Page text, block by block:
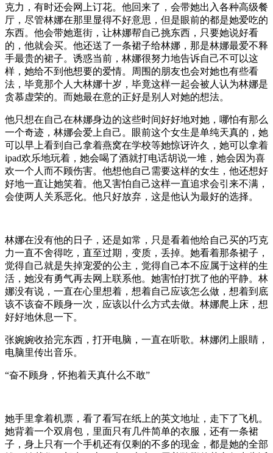
克力，有时还会网上订花。他回来了，会带她出入各种高级餐
厅，尽管林娜在那里显得不好意思，但是眼前的都是她爱吃的
东西。他会带她逛街，让林娜帮自己挑东西，只要她说好看
的，他就会买。他还送了一条裙子给林娜，那是林娜最爱不释
手最贵的裙子。诱惑当前，林娜很努力地告诉自己不可以这
样，她给不到他想要的爱情。周围的朋友也会对她也有些看
法，毕竟那个人大林娜十岁，毕竟这样一起会被人认为林娜是
贪慕虚荣的。而她最在意的正好是别人对她的想法。
他只想在自己在林娜身边的这些时间好好地对她，哪怕有那么
一个奇迹，林娜会爱上自己。眼前这个女生是单纯天真的，她
可以早上看到自己拿着燕窝在学校等她惊讶许久，她可以拿着
ipad欢乐地玩着，她会喝了酒就打电话胡说一堆，她会因为喜
欢一个人而不顾伤害。他想他自己需要这样的女生，他还想好
好地一直让她笑着。他又害怕自己这样一直追求会引来不满，
会使两人关系恶化。他只好放弃，这是他认为最好的选择。
林娜在没有他的日子，还是如常，只是看着他给自己买的巧克
力一直不舍得吃，直至过期，变质，丢掉。她看着那条裙子，
觉得自己就是失掉宠爱的公主，觉得自己本不应属于这样的生
活，她没有勇气再去网上联系他。她害怕打扰了他的平静。林
娜没有说，一直在心里想着，想着自己应该怎么做，想着到底
该不该奋不顾身一次，应该以什么方式去做。林娜爬上床，想
好好地休息一下。
张婉婉收拾完东西，打开电脑，一直在听歌。林娜闭上眼睛，
电脑里传出音乐。
“奋不顾身，怀抱着天真什么不敢”
她手里拿着机票，看了看写在纸上的英文地址，走下了飞机。
她背着一个双肩包，里面只有几件简单的衣服，还有一条裙
子，身上只有一个手机还有仅剩的不多的现金，都是她的全部